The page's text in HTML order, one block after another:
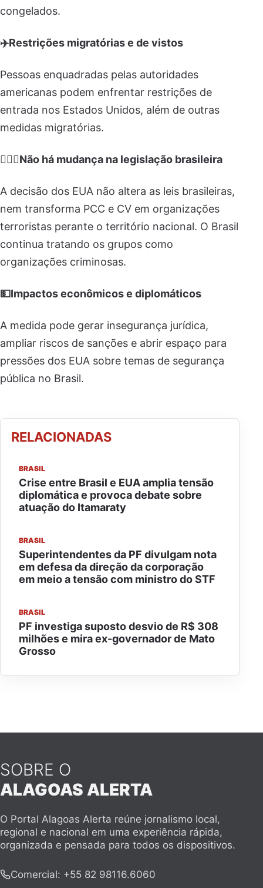
congelados.
✈️Restrições migratórias e de vistos
Pessoas enquadradas pelas autoridades
americanas podem enfrentar restrições de
entrada nos Estados Unidos, além de outras
medidas migratórias.
👩🏼‍⚖️Não há mudança na legislação brasileira
A decisão dos EUA não altera as leis brasileiras,
nem transforma PCC e CV em organizações
terroristas perante o território nacional. O Brasil
continua tratando os grupos como
organizações criminosas.
💵Impactos econômicos e diplomáticos
A medida pode gerar insegurança jurídica,
ampliar riscos de sanções e abrir espaço para
pressões dos EUA sobre temas de segurança
pública no Brasil.
RELACIONADAS
BRASIL
Crise entre Brasil e EUA amplia tensão
diplomática e provoca debate sobre
atuação do Itamaraty
BRASIL
Superintendentes da PF divulgam nota
em defesa da direção da corporação
em meio a tensão com ministro do STF
BRASIL
PF investiga suposto desvio de R$ 308
milhões e mira ex-governador de Mato
Grosso
SOBRE O
ALAGOAS ALERTA
O Portal Alagoas Alerta reúne jornalismo local,
regional e nacional em uma experiência rápida,
organizada e pensada para todos os dispositivos.
Comercial: +55 82 98116.6060